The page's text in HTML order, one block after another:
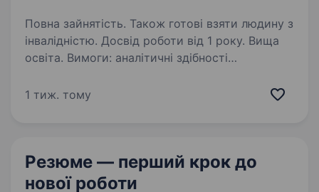
Повна зайнятість. Також готові взяти людину з
інвалідністю. Досвід роботи від 1 року. Вища
освіта. Вимоги: аналітичні здібності
адаптивність та системність
1 тиж. тому
Резюме — перший крок до
нової роботи